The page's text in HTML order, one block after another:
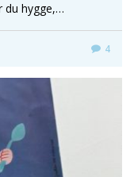
du hygge,…
4